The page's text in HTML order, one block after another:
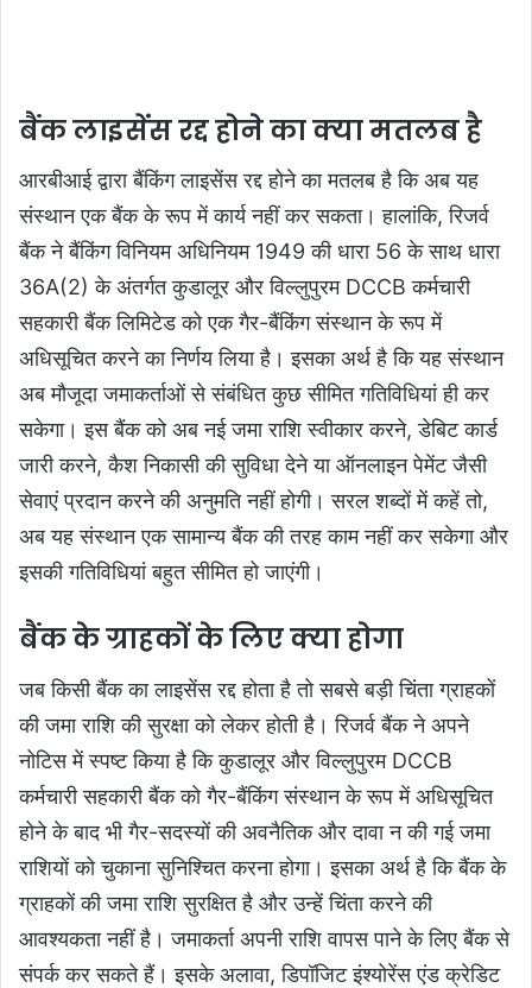
बैंक लाइसेंस रद्द होने का क्या मतलब है
आरबीआई द्वारा बैंकिंग लाइसेंस रद्द होने का मतलब है कि अब यह
संस्थान एक बैंक के रूप में कार्य नहीं कर सकता। हालांकि, रिजर्व
बैंक ने बैंकिंग विनियम अधिनियम 1949 की धारा 56 के साथ धारा
36A(2) के अंतर्गत कुडालूर और विल्लुपुरम DCCB कर्मचारी
सहकारी बैंक लिमिटेड को एक गैर-बैंकिंग संस्थान के रूप में
अधिसूचित करने का निर्णय लिया है। इसका अर्थ है कि यह संस्थान
अब मौजूदा जमाकर्ताओं से संबंधित कुछ सीमित गतिविधियां ही कर
सकेगा। इस बैंक को अब नई जमा राशि स्वीकार करने, डेबिट कार्ड
जारी करने, कैश निकासी की सुविधा देने या ऑनलाइन पेमेंट जैसी
सेवाएं प्रदान करने की अनुमति नहीं होगी। सरल शब्दों में कहें तो,
अब यह संस्थान एक सामान्य बैंक की तरह काम नहीं कर सकेगा और
इसकी गतिविधियां बहुत सीमित हो जाएंगी।
बैंक के ग्राहकों के लिए क्या होगा
जब किसी बैंक का लाइसेंस रद्द होता है तो सबसे बड़ी चिंता ग्राहकों
की जमा राशि की सुरक्षा को लेकर होती है। रिजर्व बैंक ने अपने
नोटिस में स्पष्ट किया है कि कुडालूर और विल्लुपुरम DCCB
कर्मचारी सहकारी बैंक को गैर-बैंकिंग संस्थान के रूप में अधिसूचित
होने के बाद भी गैर-सदस्यों की अवनैतिक और दावा न की गई जमा
राशियों को चुकाना सुनिश्चित करना होगा। इसका अर्थ है कि बैंक के
ग्राहकों की जमा राशि सुरक्षित है और उन्हें चिंता करने की
आवश्यकता नहीं है। जमाकर्ता अपनी राशि वापस पाने के लिए बैंक से
संपर्क कर सकते हैं। इसके अलावा, डिपॉजिट इंश्योरेंस एंड क्रेडिट